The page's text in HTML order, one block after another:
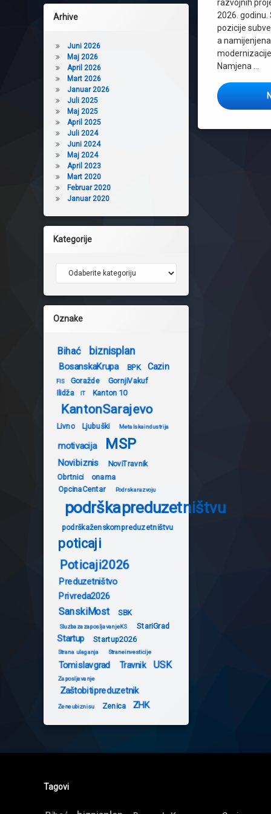
razvojnih
2026. godinu.
pozicije
a
Namjena …
Arhive
Juni 2026
Maj 2026
April 2026
Mart 2026
Januar 2026
Juli 2025
Maj 2025
April 2025
Juli 2024
Juni 2024
Maj 2024
April 2023
Mart 2020
Februar 2020
Januar 2020
Kategorije
Kategorije
Oznake
Bihać biznisplan
BosanskaKrupa BPK Cazin
FIS Goražde
GornjiVakuf
Ilidža
IT Kanton 10
KantonSarajevo
Livno Ljubuški Metalskaindustrija
motivacija MSP
Novibiznis
NoviTravnik
Obrtnici
onama
OpcinaCentar
Podrskarazvoju
podrškapreduzetništvu
podrškaženskompreduzetništvu
poticaji
Poticaji2026
Preduzetništvo
Privreda2026
SanskiMost SBK
SluzbazazaposljavanjeKS StariGrad
Startup Startup2026
Strana ulaganja Straneinvesticije
Tomislavgrad Travnik USK
Zaposljavanje
Zaštobitipreduzetnik
Zeneubiznisu Zenica ZHK
Tagovi